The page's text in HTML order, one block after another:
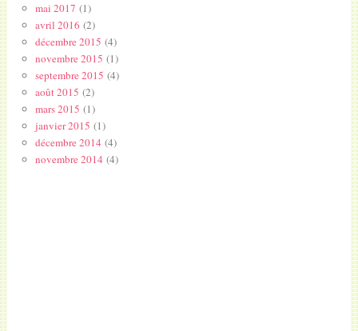
mai 2017 (1)
avril 2016 (2)
décembre 2015 (4)
novembre 2015 (1)
septembre 2015 (4)
août 2015 (2)
mars 2015 (1)
janvier 2015 (1)
décembre 2014(4)
novembre 2014(4)